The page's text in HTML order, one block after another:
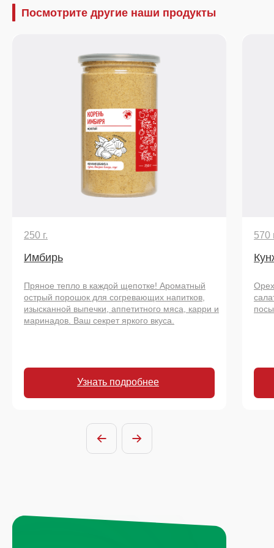
Посмотрите другие наши продукты
250 г.
Имбирь
Пряное тепло в каждой щепотке! Ароматный
острый порошок для согревающих напитков,
изысканной выпечки, аппетитного мяса, карри и
маринадов. Ваш секрет яркого вкуса.
Узнать подробнее
570